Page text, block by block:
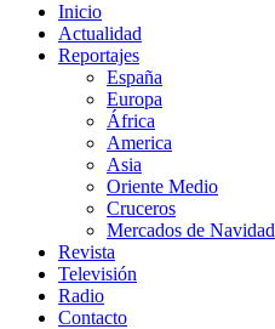
Inicio
Actualidad
Reportajes
España
Europa
África
America
Asia
Oriente Medio
Cruceros
Mercados de Navidad
Revista
Televisión
Radio
Contacto